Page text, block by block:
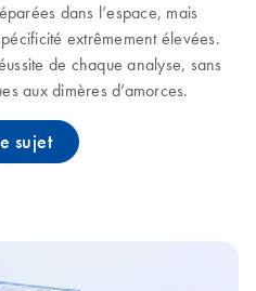
dans l’espace, mais
extrêmement élevées.
de chaque analyse, sans
aux dimères d’amorces.
sujet